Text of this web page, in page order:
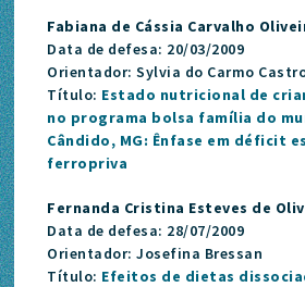
Fabiana de Cássia Carvalho
Data de defesa: 20/03/2009
Orientador: Sylvia do Carmo
Título: Estado nutricional de
no programa bolsa família do
Cândido, MG: Ênfase em déficit
ferropriva
Fernanda Cristina Esteves de
Data de defesa: 28/07/2009
Orientador: Josefina Bressan
Título: Efeitos de dietas